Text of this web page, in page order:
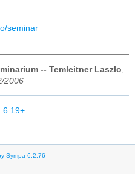
seminar
-- Temleitner Laszlo
2006
Sympa 6.2.76